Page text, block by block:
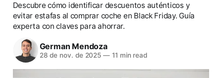
Descubre cómo identificar descuentos auténticos y
evitar estafas al comprar coche en Black Friday. Guía
experta con claves para ahorrar.
German Mendoza
28 de nov. de 2025 — 11 min read